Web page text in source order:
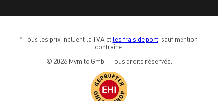
* Tous les prix incluent la TVA et les frais de port, sauf mention
contraire.
© 2026 Mymito GmbH. Tous droits réservés.